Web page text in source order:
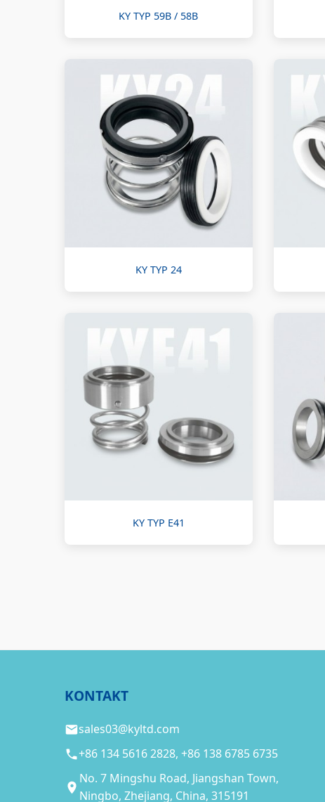
KY TYP 59B / 58B
KY TYP 24
KY TYP E41
KONTAKT
sales03@kyltd.com
+86 134 5616 2828, +86 138 6785 6735
No. 7 Mingshu Road, Jiangshan Town,
Ningbo, Zhejiang, China, 315191